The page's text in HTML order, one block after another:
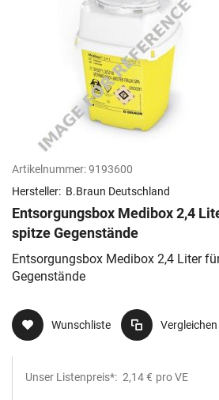
Artikelnummer:9193600
Hersteller: B.Braun Deutschland
Entsorgungsbox Medibox 2,4
spitze Gegenstände
Entsorgungsbox Medibox 2,4 Liter
Gegenstände
Wunschliste Vergleichen
Unser Listenpreis*: 2,14 € pro VE